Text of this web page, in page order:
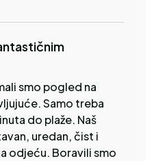
smo pogled na
Samo treba
do plaže. Naš
uredan, čist i
odjeću. Boravili smo